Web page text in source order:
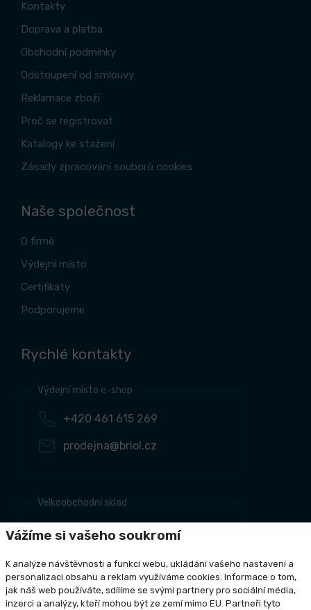
Kontakty
Doprava a platba
Obchodní podmínky
Odstoupení od smlouvy
Reklamace zboží
Proč se registrovat
Katalogy ke stažení
Zásady zpracování souborů cookies
Naše společnost
O firmě
Výdejní místo
Certifikáty
Podporujeme
Rychlé kontakty
Výdejní místo e-shop
+420 461 615 269
prodejna@briol.cz
Velkoobchodní sklad
+420 461 634 161
+420 461 634 381
odbyt@briol.cz
Vážíme si vašeho soukromí
K analýze návštěvnosti a funkcí webu, ukládání vašeho nastavení a
personalizaci obsahu a reklam využíváme cookies. Informace o tom,
jak náš web používáte, sdílíme se svými partnery pro sociální média,
inzerci a analýzy, kteří mohou být ze zemí mimo EU. Partneři tyto